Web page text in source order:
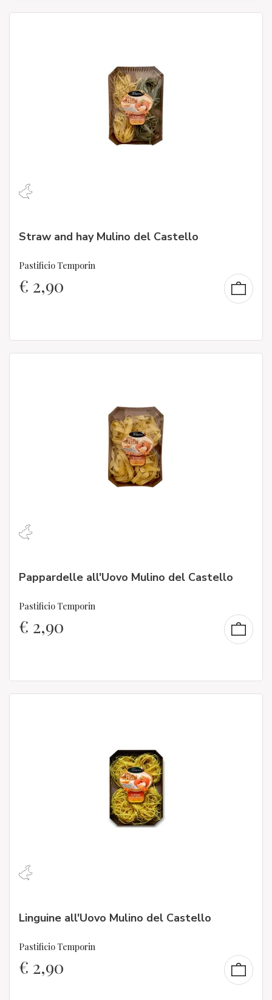
Straw and hay Mulino del Castello
Pastificio Temporin
€ 2,90
Pappardelle all'Uovo Mulino del Castello
Pastificio Temporin
€ 2,90
Linguine all'Uovo Mulino del Castello
Pastificio Temporin
€ 2,90